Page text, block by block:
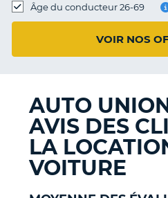
Âge du conducteur 26-69
VOIR NOS
AUTO
AVIS DES
LA
VOITURE